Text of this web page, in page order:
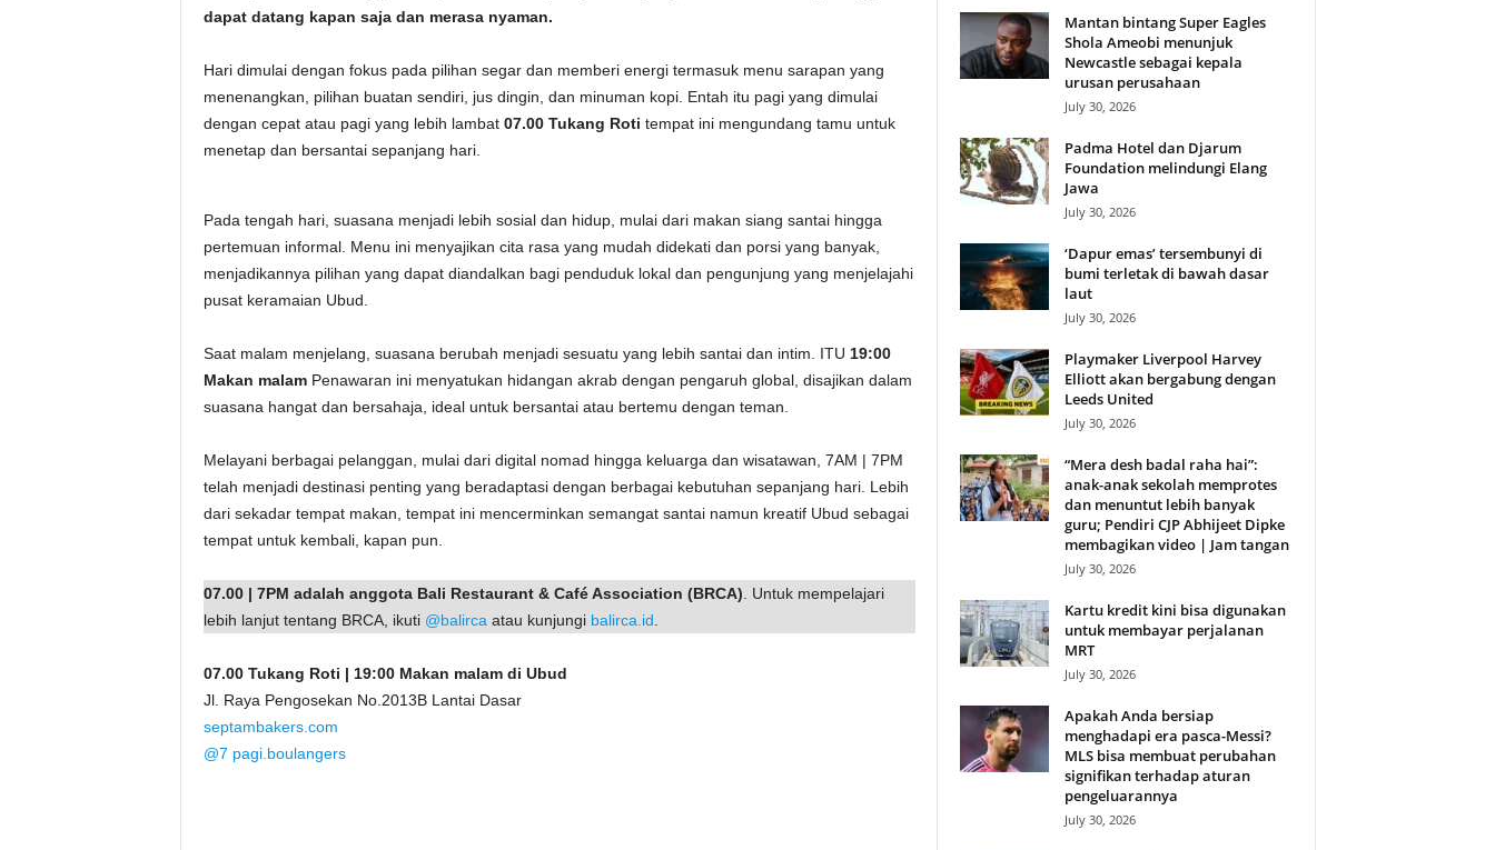
dapat datang kapan saja dan merasa nyaman.
Hari dimulai dengan fokus pada pilihan segar dan memberi energi termasuk menu sarapan yang
menenangkan, pilihan buatan sendiri, jus dingin, dan minuman kopi. Entah itu pagi yang dimulai
dengan cepat atau pagi yang lebih lambat 07.00 Tukang Roti tempat ini mengundang tamu untuk
menetap dan bersantai sepanjang hari.
Pada tengah hari, suasana menjadi lebih sosial dan hidup, mulai dari makan siang santai hingga
pertemuan informal. Menu ini menyajikan cita rasa yang mudah didekati dan porsi yang banyak,
menjadikannya pilihan yang dapat diandalkan bagi penduduk lokal dan pengunjung yang menjelajahi
pusat keramaian Ubud.
Saat malam menjelang, suasana berubah menjadi sesuatu yang lebih santai dan intim. ITU 19:00
Makan malamPenawaran ini menyatukan hidangan akrab dengan pengaruh global, disajikan dalam
suasana hangat dan bersahaja, ideal untuk bersantai atau bertemu dengan teman.
Melayani berbagai pelanggan, mulai dari digital nomad hingga keluarga dan wisatawan, 7AM | 7PM
telah menjadi destinasi penting yang beradaptasi dengan berbagai kebutuhan sepanjang hari. Lebih
dari sekadar tempat makan, tempat ini mencerminkan semangat santai namun kreatif Ubud sebagai
tempat untuk kembali, kapan pun.
07.00 | 7PM adalah anggota Bali Restaurant & Café Association (BRCA) . Untuk mempelajari
lebih lanjut tentang BRCA, ikuti @balirca atau kunjungi balirca.id
07.00 Tukang Roti | 19:00 Makan malam di Ubud
Jl. Raya Pengosekan No.2013B Lantai Dasar
septambakers.com
@7 pagi.boulangers
Mantan bintang Super Eagles
Shola Ameobi menunjuk
Newcastle sebagai kepala
urusan perusahaan
July 30, 2026
Padma Hotel dan Djarum
Foundation melindungi Elang
Jawa
July 30, 2026
‘Dapur emas’ tersembunyi di
bumi terletak di bawah dasar
laut
July 30, 2026
Playmaker Liverpool Harvey
Elliott akan bergabung dengan
Leeds United
July 30, 2026
“Mera desh badal raha hai”:
anak-anak sekolah memprotes
dan menuntut lebih banyak
guru; Pendiri CJP Abhijeet Dipke
membagikan video | Jam tangan
July 30, 2026
Kartu kredit kini bisa digunakan
untuk membayar perjalanan
MRT
July 30, 2026
Apakah Anda bersiap
menghadapi era pasca-Messi?
MLS bisa membuat perubahan
signifikan terhadap aturan
pengeluarannya
July 30, 2026